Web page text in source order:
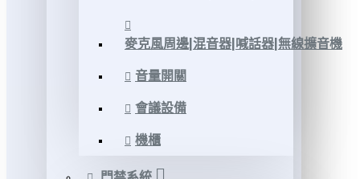
麥克風周邊|混音器|喊話器|無線擴音機
音量開關
會議設備
機櫃